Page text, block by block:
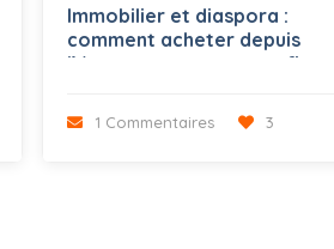
Immobilier et diaspora :
comment acheter depuis
l’étranger en toute confiance
1 Commentaires 3